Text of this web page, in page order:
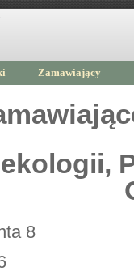
Zamawiający
8